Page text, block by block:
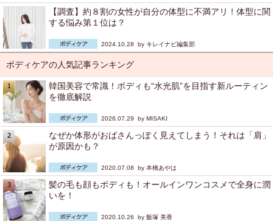
【調査】約８割の女性が自分の体型に不満アリ！体型に関
する悩み第１位は？
2024.10.28 by キレイナビ編集部
ボディケアの人気記事ランキング
韓国美容で常識！ボディも“水光肌”を目指す新ルーティン
を徹底解説
2026.07.29 by MISAKI
なぜか体形がおばさんっぽく見えてしまう！それは「肩」
が原因かも？
2020.07.08 by 本橋あやは
髪の毛も顔もボディも！オールインワンコスメで全身に潤
いを！
2020.10.26 by 飯塚 美香